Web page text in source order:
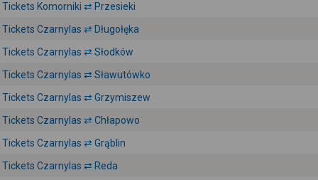
Tickets Komorniki ⇄ Przesieki
Tickets Czarnylas ⇄ Długołęka
Tickets Czarnylas ⇄ Słodków
Tickets Czarnylas ⇄ Sławutówko
Tickets Czarnylas ⇄ Grzymiszew
Tickets Czarnylas ⇄ Chłapowo
Tickets Czarnylas ⇄ Grąblin
Tickets Czarnylas ⇄ Reda